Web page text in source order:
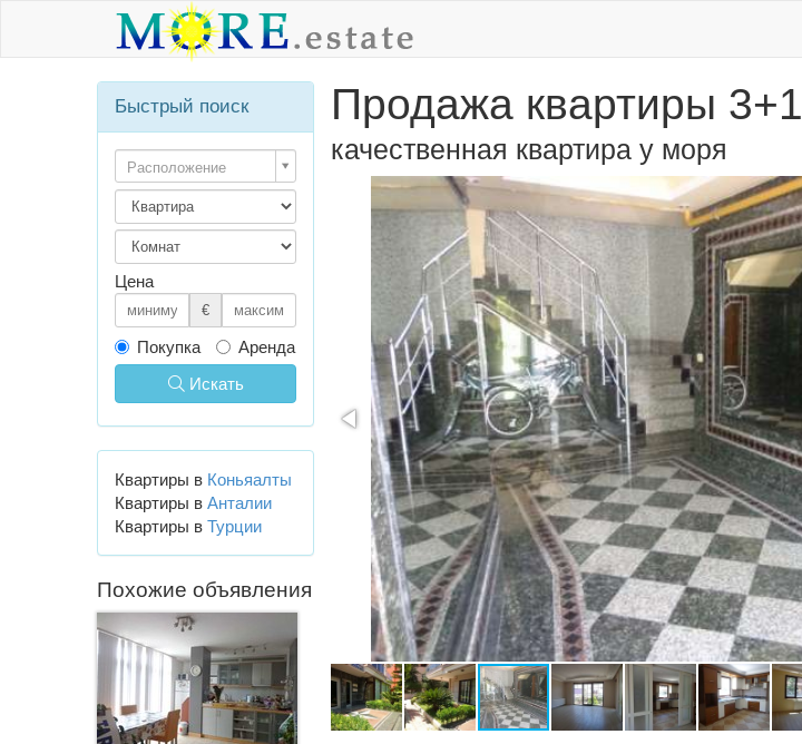
Продажа квартиры 3+1
качественная квартира у моря
Быстрый поиск
Расположение
Цена
€
Покупка
Аренда
Искать
Квартиры в Коньяалты
Квартиры в Анталии
Квартиры в Турции
Похожие объявления